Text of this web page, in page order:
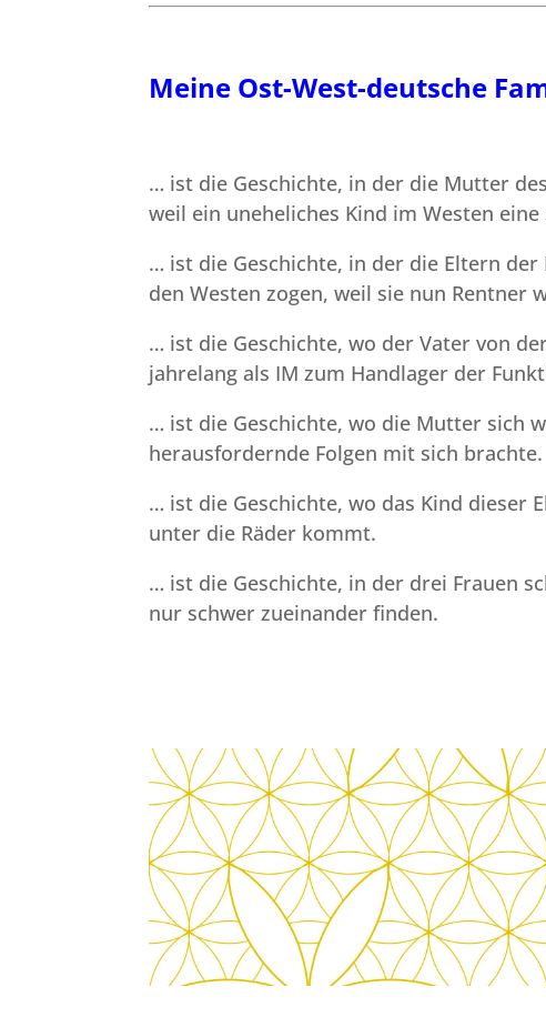
Meine Ost-West-deutsche
… ist die Geschichte, in der die Mutter
weil ein uneheliches Kind im Westen eine
… ist die Geschichte, in der die Eltern
den Westen zogen, weil sie nun Rentner
… ist die Geschichte, wo der Vater von
jahrelang als IM zum Handlager der
… ist die Geschichte, wo die Mutter sich
herausfordernde Folgen mit sich brachte.
… ist die Geschichte, wo das Kind dieser
unter die Räder kommt.
… ist die Geschichte, in der drei Frauen
nur schwer zueinander finden.